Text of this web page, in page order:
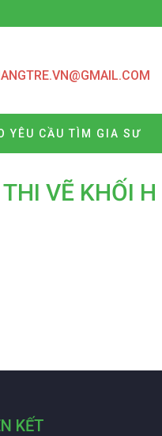
YÊU CẦU TÌM GIA SƯ
VẼ KHỐI H
KẾT